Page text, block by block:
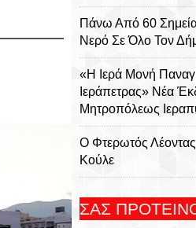
Πάνω Από 60
Νερό Σε Όλο Τον
«Η Ιερά Μονή
Ιεράπετρας» Νέα
Μητροπόλεως
Ο Φτερωτός
Κούλε
Εμβληματικής
ΣΑΣ